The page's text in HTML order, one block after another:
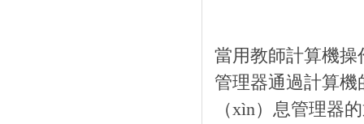
當用教師計算機操
管理器通過計算機
（xìn）息管理器